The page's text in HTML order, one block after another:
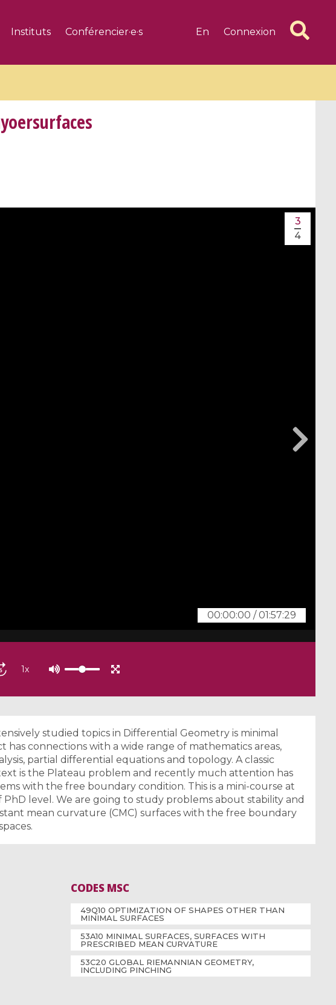
Instituts Conférencier·e·s En Connexion
algébrique
Research in Residence »
00:00:00 /01:57:29
3
4
1x
studied topics in Differential Geometry is minimal
has connections with a wide range of mathematics areas,
partial differential equations and topology. A classic
is the Plateau problem and recently much attention has
with the free boundary condition. This is a mini-course at
level. We are going to study problems about stability and
mean curvature (CMC) surfaces with the free boundary
CODES MSC
49Q10 OPTIMIZATION OF SHAPES OTHER THAN
MINIMAL SURFACES
53A10 MINIMAL SURFACES, SURFACES WITH
PRESCRIBED MEAN CURVATURE
53C20 GLOBAL RIEMANNIAN GEOMETRY,
INCLUDING PINCHING